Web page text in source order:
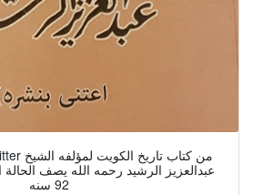
عبدالعزيز الرشيد رحمه الله يصف الحالة
92 سنه